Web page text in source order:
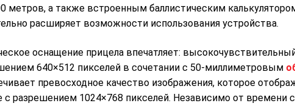
метров, а также встроенным баллистическим
расширяет возможности использования устройства.
оснащение прицела впечатляет:
640×512 пикселей в сочетании с 50-миллиметровым
превосходное качество изображения, которое
с разрешением 1024×768 пикселей. Независимо от времени